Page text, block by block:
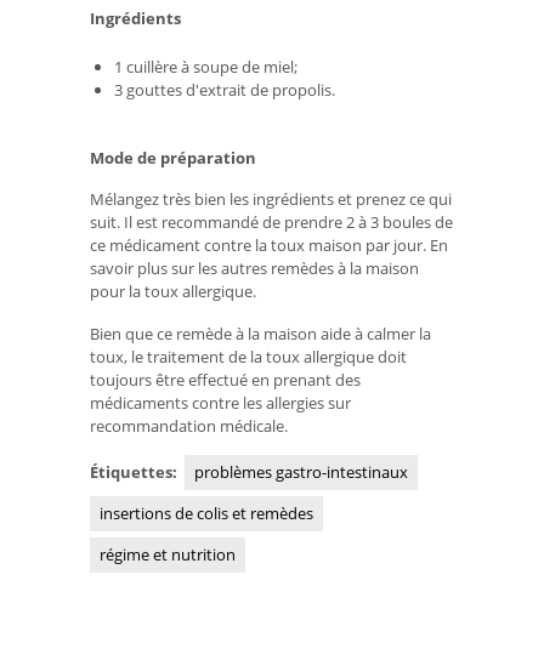
Ingrédients
1 cuillère à soupe de miel;
3 gouttes d'extrait de propolis.
Mode de préparation
Mélangez très bien les ingrédients et prenez ce qui
suit. Il est recommandé de prendre 2 à 3 boules de
ce médicament contre la toux maison par jour. En
savoir plus sur les autres remèdes à la maison
pour la toux allergique.
Bien que ce remède à la maison aide à calmer la
toux, le traitement de la toux allergique doit
toujours être effectué en prenant des
médicaments contre les allergies sur
recommandation médicale.
Étiquettes:
problèmes gastro-intestinaux
insertions de colis et remèdes
régime et nutrition